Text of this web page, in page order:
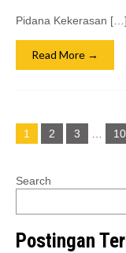
Pidana Kekerasan […]
Read More →
Posts
navigation
1 2 3 10
Search
Postingan